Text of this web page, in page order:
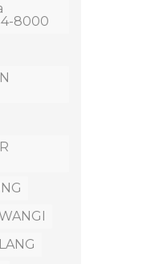
8000